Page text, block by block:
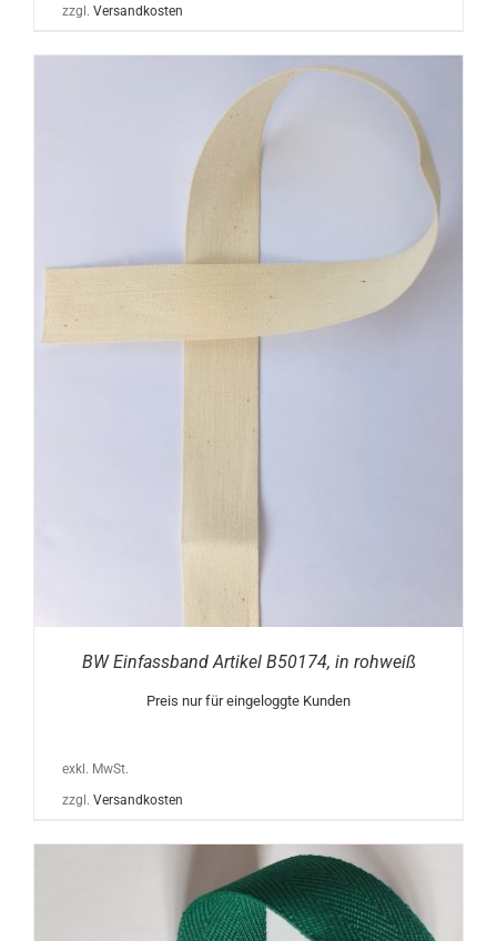
zzgl. Versandkosten
BW Einfassband Artikel B50174, in rohweiß
Preis nur für eingeloggte Kunden
exkl. MwSt.
zzgl. Versandkosten